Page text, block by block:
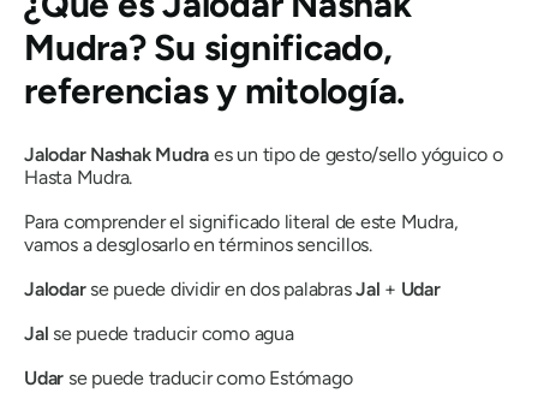
Mudra? Su significado,
referencias y mitología.
Jalodar Nashak Mudra es un tipo de gesto/sello yóguico o
Hasta Mudra.
Para comprender el significado literal de este Mudra,
vamos a desglosarlo en términos sencillos.
Jalodarse puede dividir en dos palabrasJal + Udar
Jal se puede traducir como agua
Udar se puede traducir como Estómago